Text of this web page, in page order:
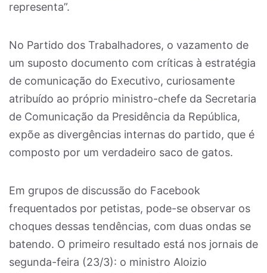
representa”.
No Partido dos Trabalhadores, o vazamento de
um suposto documento com críticas à estratégia
de comunicação do Executivo, curiosamente
atribuído ao próprio ministro-chefe da Secretaria
de Comunicação da Presidência da República,
expõe as divergências internas do partido, que é
composto por um verdadeiro saco de gatos.
Em grupos de discussão do Facebook
frequentados por petistas, pode-se observar os
choques dessas tendências, com duas ondas se
batendo. O primeiro resultado está nos jornais de
segunda-feira (23/3): o ministro Aloizio